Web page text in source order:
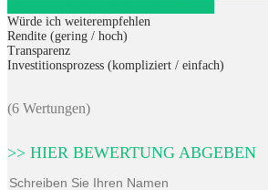
Würde ich weiterempfehlen
Rendite (gering / hoch)
Transparenz
Investitionsprozess (kompliziert / einfach)
(6 Wertungen)
>> HIER BEWERTUNG ABGEBEN